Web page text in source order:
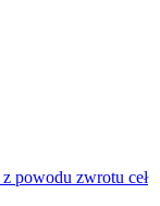
powodu zwrotu ceł